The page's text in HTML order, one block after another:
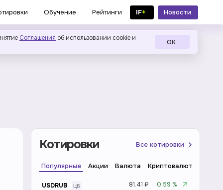
Обучение Рейтинги IF+
Новости
в MAX
Соглашения об использовании cookie и
ОК
Котировки Все котировки
Популярные Акции Валюта Криптовалюта
USDRUB 81.41 ₽
0.59 %